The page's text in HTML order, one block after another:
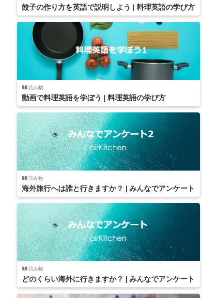
餃子の作り方を英語で説明しよう | 料理英語の学び方
読み物
動画で料理英語を学ぼう | 料理英語の学び方
読み物
海外旅行へは誰と行きますか？ | みんなでアンケート
読み物
どのくらい海外に行きますか？ | みんなでアンケート